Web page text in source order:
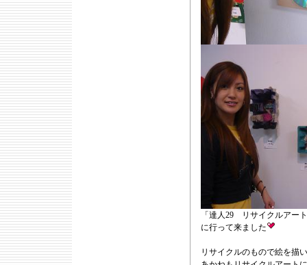
「達人29 リサイクルアー
に行って来ました
リサイクルのもので絵を描